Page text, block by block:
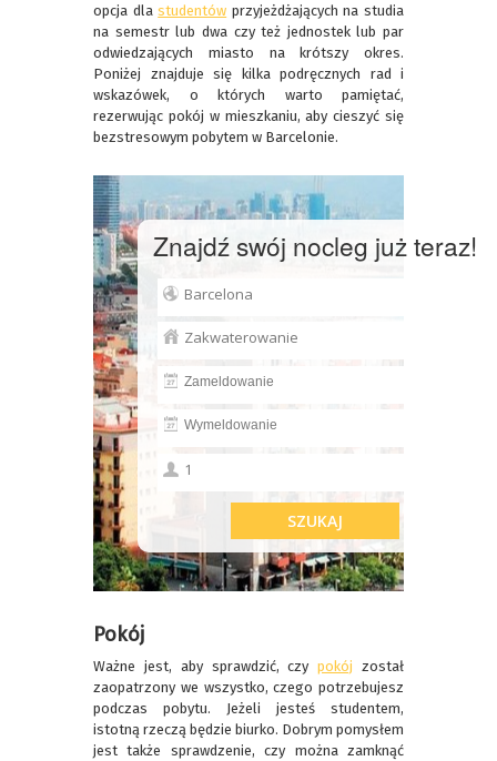
opcja dlastudentów przyjeżdżających na studia
na semestr lub dwa czy też jednostek lub par
odwiedzających miasto na krótszy okres.
Poniżej znajduje się kilka podręcznych rad i
wskazówek, o których warto pamiętać,
rezerwując pokój w mieszkaniu, aby cieszyć się
bezstresowym pobytem w Barcelonie.
Znajdź swój nocleg już teraz!
Pokój
Ważne jest, aby sprawdzić, czypokój został
zaopatrzony we wszystko, czego potrzebujesz
podczas pobytu. Jeżeli jesteś studentem,
istotną rzeczą będzie biurko. Dobrym pomysłem
jest także sprawdzenie, czy można zamknąć